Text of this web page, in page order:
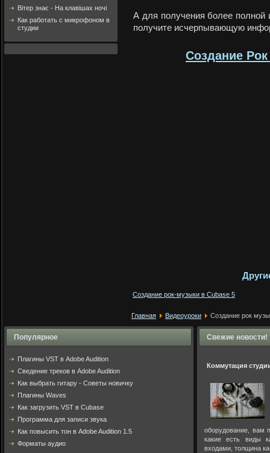
Вітер знає - На клавішах ночі
Как работать с микрофоном в
студии
А для получения более полной
получите исчерпывающую
Создание
Создание рок-музыки в Cubase 5
Главная Видеоуроки Создание рок
Популярное
Плагины VST в Adobe Audition
Cведение треков в Adobe Audition
Как выбрать гитару - Советы новичку
Плагины Waves
Как загрузить VST в Cubase
Программа для записи звука
Как повысить тон в Adobe Audition 1.5
Форматы аудио
Свежие новости!
Коммутация
оборудование, вам
какие есть виды
входами, толщина